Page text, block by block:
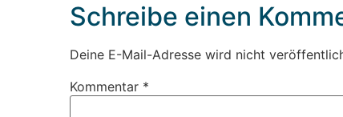
Schreibe einen
Deine E-Mail-Adresse wird nicht
Kommentar *